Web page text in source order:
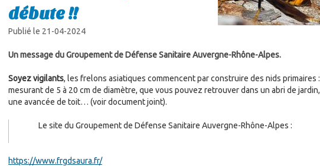
débute !!
Publié le 21-04-2024
Un message du Groupement de Défense Sanitaire Auvergne-Rhône-Alpes.
Soyez vigilants, les frelons asiatiques commencent par construire des nids primaires :
mesurant de 5 à 20 cm de diamètre, que vous pouvez retrouver dans un abri de jardin,
une avancée de toit… (voir document joint).
Le site du Groupement de Défense Sanitaire Auvergne-Rhône-Alpes :
https://www.frgdsaura.fr/